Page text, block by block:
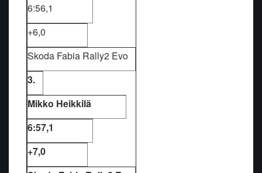
6:56,1
+6,0
Skoda Fabia Rally2 Evo
3.
Mikko Heikkilä
6:57,1
+7,0